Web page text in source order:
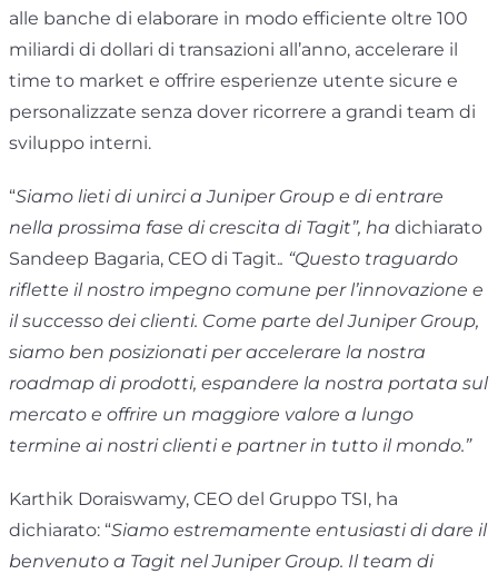
alle banche di elaborare in modo efficiente oltre 100
miliardi di dollari di transazioni all’anno, accelerare il
time to market e offrire esperienze utente sicure e
personalizzate senza dover ricorrere a grandi team di
sviluppo interni.
“Siamo lieti di unirci a Juniper Group e di entrare
nella prossima fase di crescita di Tagit”, ha dichiarato
Sandeep Bagaria, CEO di Tagit.. “Questo traguardo
riflette il nostro impegno comune per l’innovazione e
il successo dei clienti. Come parte del Juniper Group,
siamo ben posizionati per accelerare la nostra
roadmap di prodotti, espandere la nostra portata sul
mercato e offrire un maggiore valore a lungo
termine ai nostri clienti e partner in tutto il mondo.”
Karthik Doraiswamy, CEO del Gruppo TSI, ha
dichiarato: “Siamo estremamente entusiasti di dare il
benvenuto a Tagit nel Juniper Group. Il team di